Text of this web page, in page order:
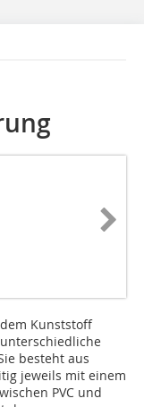
Kunststoff
unterschiedliche
besteht aus
jeweils mit einem
PVC und